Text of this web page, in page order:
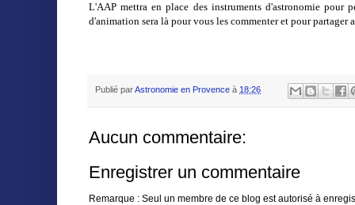
L'AAP mettra en place des instruments d'astronomie pour
d'animation sera là pour vous les commenter et pour partager
Publié parAstronomie en Provence à 18:26
Aucun commentaire:
Enregistrer un commentaire
Remarque : Seul un membre de ce blog est autorisé à